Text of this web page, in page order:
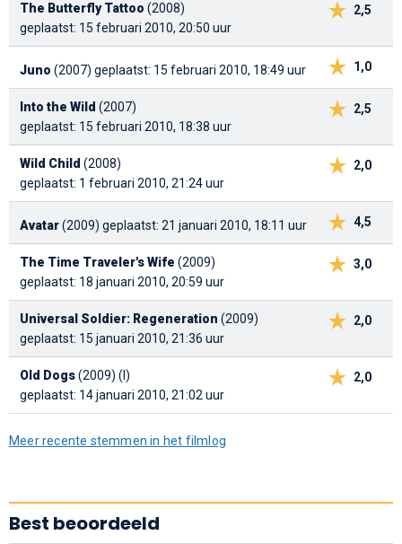
2,5
The Butterfly Tattoo (2008)
geplaatst: 15 februari 2010, 20:50 uur
1,0
Juno (2007) geplaatst: 15 februari 2010, 18:49 uur
2,5
Into the Wild (2007)
geplaatst: 15 februari 2010, 18:38 uur
2,0
Wild Child (2008)
geplaatst: 1 februari 2010, 21:24 uur
4,5
Avatar(2009) geplaatst: 21 januari 2010, 18:11 uur
3,0
The Time Traveler's Wife (2009)
geplaatst: 18 januari 2010, 20:59 uur
2,0
Universal Soldier: Regeneration (2009)
geplaatst: 15 januari 2010, 21:36 uur
2,0
Old Dogs(2009) (I)
geplaatst: 14 januari 2010, 21:02 uur
Meer recente stemmen in het filmlog
Best beoordeeld